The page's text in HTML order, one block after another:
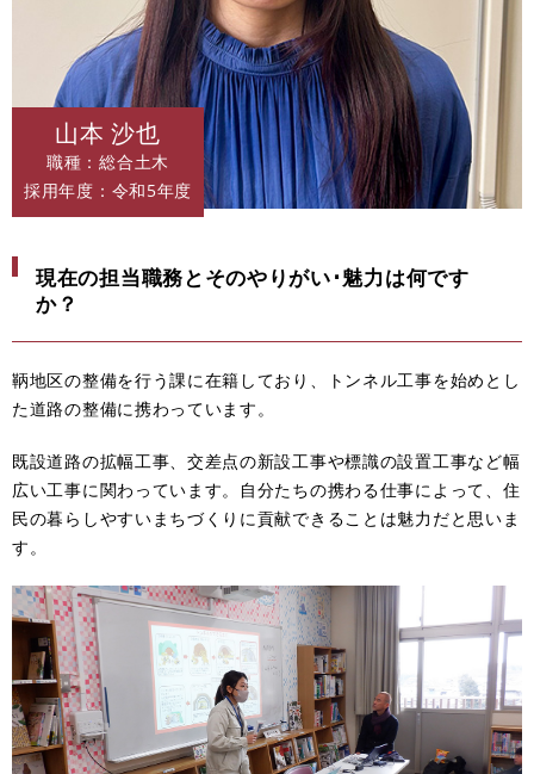
山本 沙也
職種：総合土木
採用年度：令和5年度
現在の担当職務とそのやりがい･魅力は何です
か？
鞆地区の整備を行う課に在籍しており、トンネル工事を始めとし
た道路の整備に携わっています。
既設道路の拡幅工事、交差点の新設工事や標識の設置工事など幅
広い工事に関わっています。自分たちの携わる仕事によって、住
民の暮らしやすいまちづくりに貢献できることは魅力だと思いま
す。